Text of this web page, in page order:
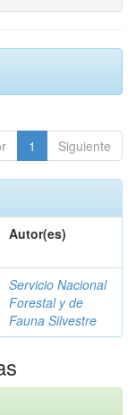
1 Siguiente
Autor(es)
Servicio Nacional
Forestal y de
Fauna Silvestre